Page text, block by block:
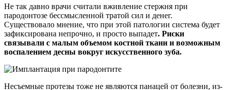
Не так давно врачи считали вживление стержня при
пародонтозе бессмысленной тратой сил и денег.
Существовало мнение, что при этой патологии система будет
зафиксирована непрочно, и просто выпадет. Риски
связывали с малым объемом костной ткани и возможным
воспалением десны вокруг искусственного зуба.
Несъемные протезы тоже не являются панацей от болезни, из-